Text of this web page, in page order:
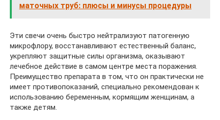
маточных труб: плюсы и минусы процедуры
Эти свечи очень быстро нейтрализуют патогенную
микрофлору, восстанавливают естественный баланс,
укрепляют защитные силы организма, оказывают
лечебное действие в самом центре места поражения.
Преимущество препарата в том, что он практически не
имеет противопоказаний, специально рекомендован к
использованию беременным, кормящим женщинам, а
также детям.